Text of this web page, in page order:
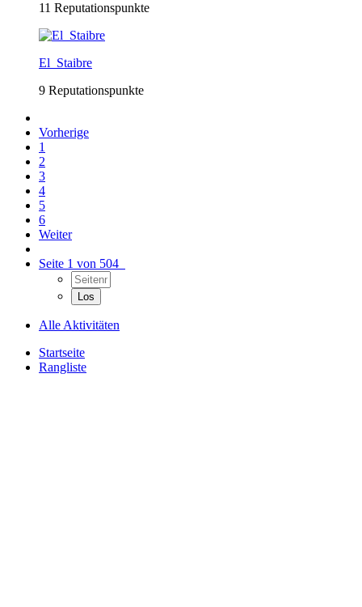
11 Reputationspunkte
El_Staibre
9 Reputationspunkte
Vorherige
1
2
3
4
5
6
Weiter
Seite 1 von 504
Alle Aktivitäten
Startseite
Rangliste